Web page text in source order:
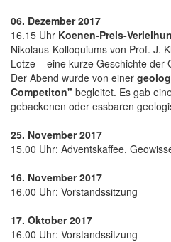
06. Dezember 2017
16.15 Uhr Koenen-Preis-
Nikolaus-Kolloquiums von Prof. J.
Lotze – eine kurze Geschichte der
Der Abend wurde von einer
Competiton" begleitet. Es gab
gebackenen oder essbaren
25. November 2017
15.00 Uhr: Adventskaffee,
16. November 2017
16.00 Uhr: Vorstandssitzung
17. Oktober 2017
16.00 Uhr: Vorstandssitzung